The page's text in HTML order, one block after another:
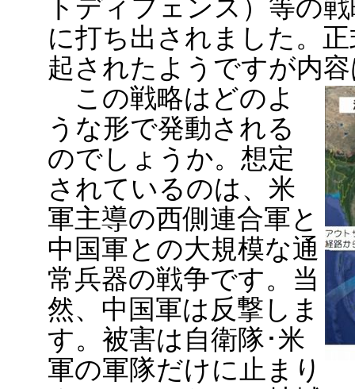
トディフェンス）等の
に打ち出されました。
起されたようですが内
この戦略はどのよ
うな形で発動される
のでしょうか。想定
されているのは、米
軍主導の西側連合軍と
中国軍との大規模な通
常兵器の戦争です。当
然、中国軍は反撃しま
す。被害は自衛隊･米
軍の軍隊だけに止まり